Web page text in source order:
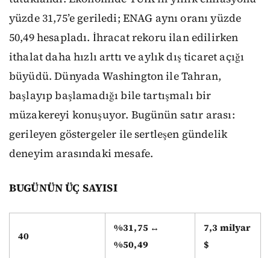
yüzde 31,75’e geriledi; ENAG aynı oranı yüzde
50,49 hesapladı. İhracat rekoru ilan edilirken
ithalat daha hızlı arttı ve aylık dış ticaret açığı
büyüdü. Dünyada Washington ile Tahran,
başlayıp başlamadığı bile tartışmalı bir
müzakereyi konuşuyor. Bugünün satır arası:
gerileyen göstergeler ile sertleşen gündelik
deneyim arasındaki mesafe.
BUGÜNÜN ÜÇ SAYISI
40
%31,75 ↔
%50,49
7,3 milyar
$